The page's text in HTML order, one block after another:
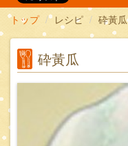
トップ レシピ 砕黃瓜
砕黃瓜